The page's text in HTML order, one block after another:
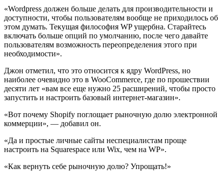
«Wordpress должен больше делать для производительности и
доступности, чтобы пользователям вообще не приходилось об
этом думать. Текущая философия WP ущербна. Старайтесь
включать больше опций по умолчанию, после чего давайте
пользователям возможность переопределения этого при
необходимости».
Джон отметил, что это относится к ядру WordPress, но
наиболее очевидно это в WooCommerce, где по прошествии
десяти лет «вам все еще нужно 25 расширений, чтобы просто
запустить и настроить базовый интернет-магазин».
«Вот почему Shopify поглощает рыночную долю электронной
коммерции», — добавил он.
«Да и простые личные сайты неспециалистам проще
настроить на Squarespace или Wix, чем на WP».
«Как вернуть себе рыночную долю? Упрощать!»